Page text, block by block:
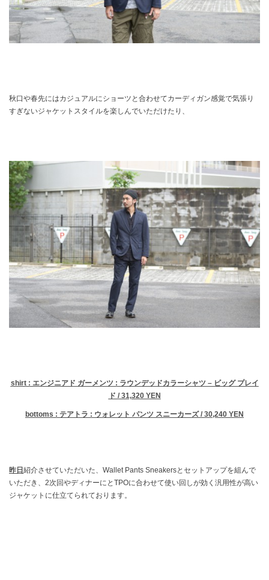
秋口や春先にはカジュアルにショーツと合わせてカーディガン感覚で気張り
すぎないジャケットスタイルを楽しんでいただけたり、
shirt : エンジニアド ガーメンツ : ラウンデッドカラーシャツ – ビッグ プレイ
ド / 31,320 YEN
bottoms : テアトラ : ウォレット パンツ スニーカーズ / 30,240 YEN
昨日 紹介させていただいた、Wallet Pants Sneakersとセットアップを組んで
いただき、2次回やディナーにとTPOに合わせて使い回しが効く汎用性が高い
ジャケットに仕立てられております。